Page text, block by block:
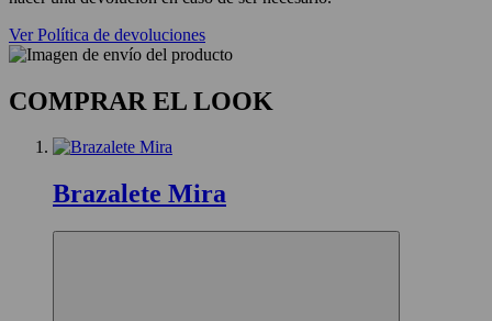
Ver Política de devoluciones
COMPRAR EL LOOK
Brazalete Mira